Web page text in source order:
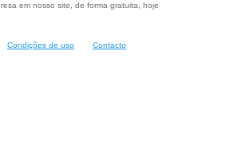
em nosso site, de forma gratuita, hoje
Condições de uso Contacto